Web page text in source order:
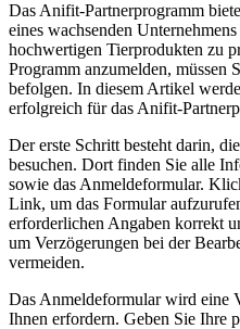
Das Anifit-Partnerprogramm
eines ⁣wachsenden
hochwertigen‌ Tierprodukten ⁤zu
Programm anzumelden, müssen
befolgen. In ⁢diesem Artikel
erfolgreich für das Anifit-
Der erste Schritt besteht darin,
besuchen. Dort finden Sie alle
sowie das Anmeldeformular.
Link, um das Formular
erforderlichen Angaben korrekt
um Verzögerungen bei der
vermeiden.
Das Anmeldeformular wird eine
Ihnen erfordern. Geben Sie Ihre